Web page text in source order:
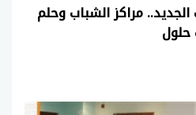
مراكز الشباب وحلم
حلول